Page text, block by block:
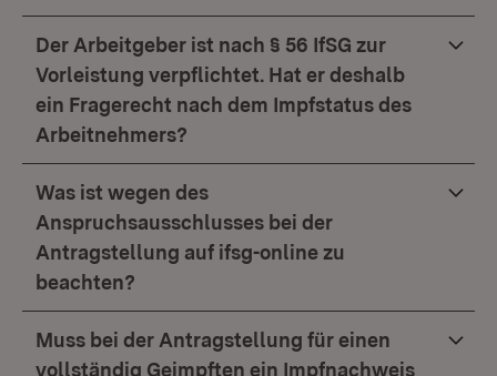
Der Arbeitgeber ist nach § 56 IfSG zur
Vorleistung verpflichtet. Hat er deshalb
ein Fragerecht nach dem Impfstatus des
Arbeitnehmers?
Was ist wegen des
Anspruchsausschlusses bei der
Antragstellung auf ifsg-online zu
beachten?
Muss bei der Antragstellung für einen
vollständig Geimpften ein Impfnachweis